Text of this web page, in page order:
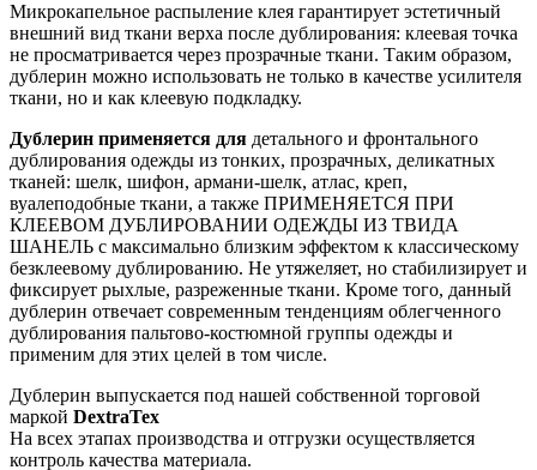
Микрокапельное распыление клея гарантирует эстетичный
внешний вид ткани верха после дублирования: клеевая точка
не просматривается через прозрачные ткани. Таким образом,
дублерин можно использовать не только в качестве усилителя
ткани, но и как клеевую подкладку.
Дублерин применяется для детального и фронтального
дублирования одежды из тонких, прозрачных, деликатных
тканей: шелк, шифон, армани-шелк, атлас, креп,
вуалеподобные ткани, а также ПРИМЕНЯЕТСЯ ПРИ
КЛЕЕВОМ ДУБЛИРОВАНИИ ОДЕЖДЫ ИЗ ТВИДА
ШАНЕЛЬ с максимально близким эффектом к классическому
безклеевому дублированию. Не утяжеляет, но стабилизирует и
фиксирует рыхлые, разреженные ткани. Кроме того, данный
дублерин отвечает современным тенденциям облегченного
дублирования пальтово-костюмной группы одежды и
применим для этих целей в том числе.
Дублерин выпускается под нашей собственной торговой
маркой DextraTex
На всех этапах производства и отгрузки осуществляется
контроль качества материала.